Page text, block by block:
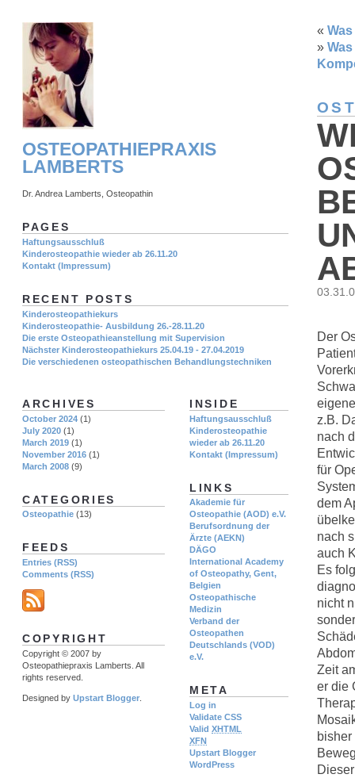
«
»
Der
z.B.
nach
für
dem
nach
auch
Es
nicht
Zeit
er die
OSTEOPATHIEPRAXIS
LAMBERTS
Dr. Andrea Lamberts, Osteopathin
PAGES
Haftungsausschluß
Kinderosteopathie wieder ab 26.11.20
Kontakt (Impressum)
RECENT POSTS
Kinderosteopathiekurs
Kinderosteopathie- Ausbildung 26.-28.11.20
Die erste Osteopathieanstellung mit Supervision
Nächster Kinderosteopathiekurs 25.04.19 - 27.04.2019
Die verschiedenen osteopathischen Behandlungstechniken
INSIDE
Haftungsausschluß
Kinderosteopathie
wieder ab 26.11.20
Kontakt (Impressum)
LINKS
Akademie für
Osteopathie (AOD) e.V.
Berufsordnung der
Ärzte (AEKN)
DÄGO
International Academy
of Osteopathy, Gent,
Belgien
Osteopathische
Medizin
Verband der
Osteopathen
Deutschlands (VOD)
e.V.
META
Log in
Validate CSS
Valid XHTML
XFN
Upstart Blogger
WordPress
ARCHIVES
October 2024 (1)
July 2020 (1)
March 2019 (1)
November 2016 (1)
March 2008 (9)
CATEGORIES
Osteopathie (13)
FEEDS
Entries (RSS)
Comments (RSS)
COPYRIGHT
Copyright © 2007 by
Osteopathiepraxis Lamberts. All
rights reserved.
Designed by Upstart Blogger